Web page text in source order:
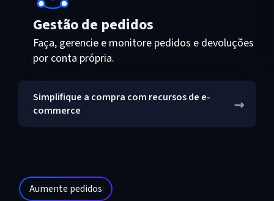
Gestão de pedidos
Faça, gerencie e monitore pedidos e devoluções
por conta própria.
Simplifique a compra com recursos de e-
commerce
Aumente pedidos